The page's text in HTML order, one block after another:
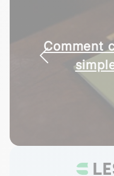
Comment